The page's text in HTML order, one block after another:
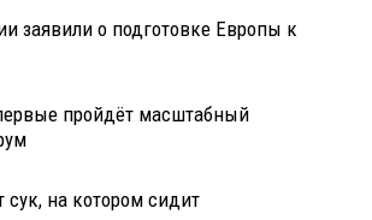
заявили о подготовке Европы к
пройдёт масштабный
сук, на котором сидит